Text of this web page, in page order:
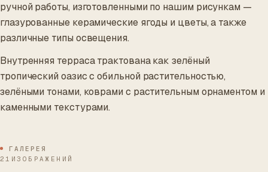
ручной работы, изготовленными по нашим рисункам —
глазурованные керамические ягоды и цветы, а также
различные типы освещения.
Внутренняя терраса трактована как зелёный
тропический оазис с обильной растительностью,
зелёными тонами, коврами с растительным орнаментом и
каменными текстурами.
ГАЛЕРЕЯ
21ИЗОБРАЖЕНИЙ